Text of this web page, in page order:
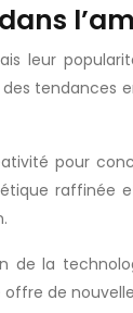
leur
tendances
pour
raffinée
la
de